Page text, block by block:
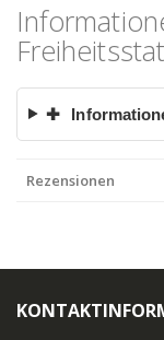
✚
Rezensionen